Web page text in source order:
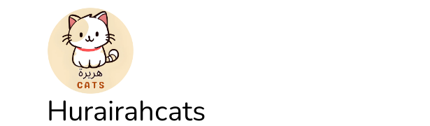
Hurairahcats